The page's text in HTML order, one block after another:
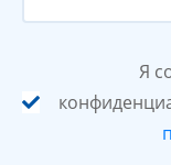
Я